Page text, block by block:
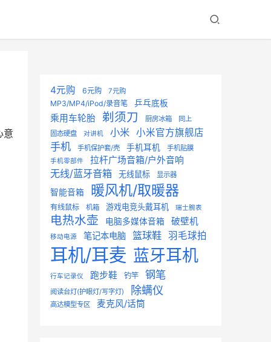
意
4元购 6元购 7元购
MP3/MP4/iPod/录音笔 乒乓底板
乘用车轮胎 剃须刀 厨房冰箱
同上
固态硬盘
对讲机 小米 小米官方旗舰店
手机 手机保护套/壳 手机耳机 手机贴膜
手机零部件 拉杆广场音箱/户外音响
无线/蓝牙音箱 无线鼠标 显示器
智能音箱 暖风机/取暖器
有线鼠标 机箱 游戏电竞头戴耳机 瑞士腕表
电热水壶 电脑多媒体音箱 破壁机
移动电源 笔记本电脑 篮球鞋 羽毛球拍
耳机/耳麦 蓝牙耳机
行车记录仪 跑步鞋 钓竿 钢笔
阅读台灯(护眼灯/写字灯) 除螨仪
高达模型专区 麦克风/话筒